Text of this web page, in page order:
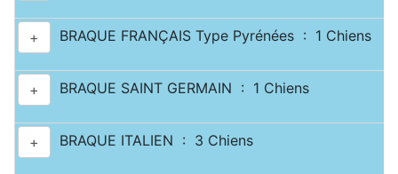
+ BRAQUE FRANÇAIS Type Pyrénées : 1 Chiens
+ BRAQUE SAINT GERMAIN : 1 Chiens
+ BRAQUE ITALIEN : 3 Chiens